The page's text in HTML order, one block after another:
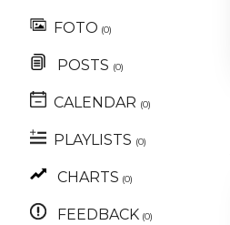
FOTO (0)
POSTS (0)
CALENDAR (0)
PLAYLISTS (0)
CHARTS (0)
FEEDBACK (0)